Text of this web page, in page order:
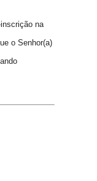
na
o Senhor(a)